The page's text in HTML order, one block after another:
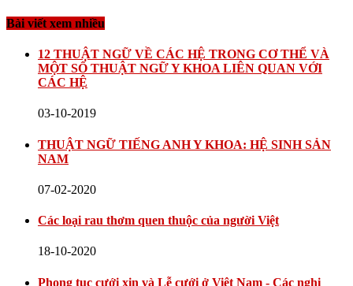
Bài viết xem nhiều
12 THUẬT NGỮ VỀ CÁC HỆ TRONG CƠ THỂ VÀ
MỘT SỐ THUẬT NGỮ Y KHOA LIÊN QUAN VỚI
CÁC HỆ
03-10-2019
THUẬT NGỮ TIẾNG ANH Y KHOA: HỆ SINH SẢN
NAM
07-02-2020
Các loại rau thơm quen thuộc của người Việt
18-10-2020
Phong tục cưới xin và Lễ cưới ở Việt Nam - Các nghi